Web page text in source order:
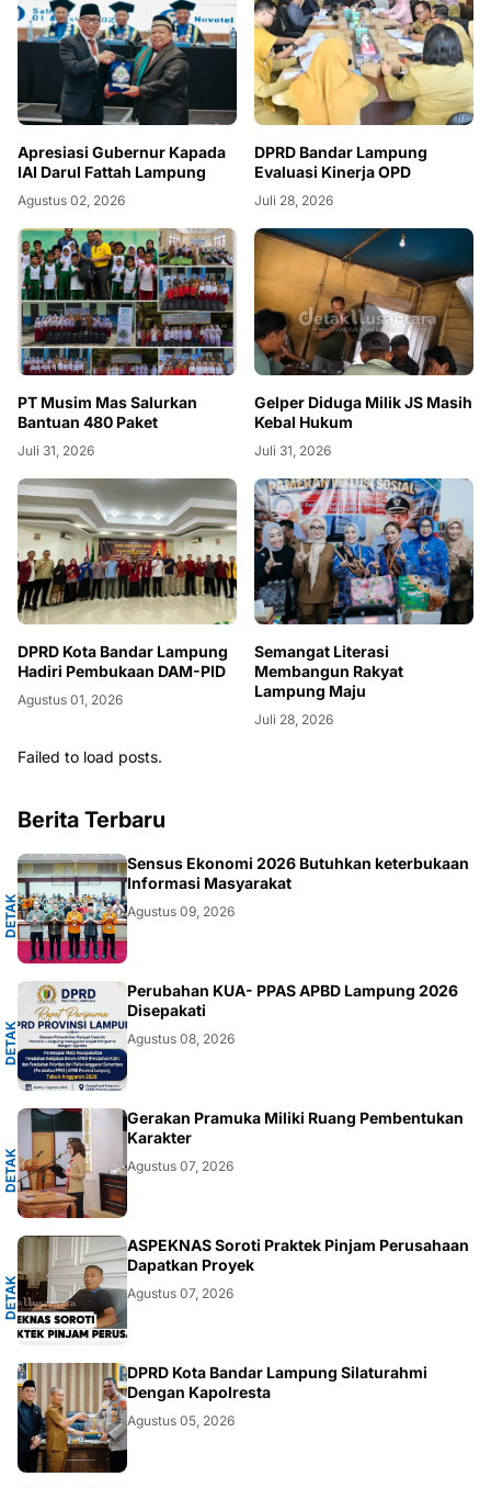
Apresiasi Gubernur Kapada
IAI Darul Fattah Lampung
Agustus 02, 2026
DPRD Bandar Lampung
Evaluasi Kinerja OPD
Juli 28, 2026
PT Musim Mas Salurkan
Bantuan 480 Paket
Juli 31, 2026
Gelper Diduga Milik JS Masih
Kebal Hukum
Juli 31, 2026
DPRD Kota Bandar Lampung
Hadiri Pembukaan DAM-PID
Agustus 01, 2026
Semangat Literasi
Membangun Rakyat
Lampung Maju
Juli 28, 2026
Failed to load posts.
Berita Terbaru
D
E
T
A
K
N
U
S
A
N
T
A
RA
Sensus Ekonomi 2026 Butuhkan keterbukaan
Informasi Masyarakat
Agustus 09, 2026
D
E
T
A
K
N
U
S
A
N
T
A
RA
Perubahan KUA- PPAS APBD Lampung 2026
Disepakati
Agustus 08, 2026
D
E
T
A
K
N
U
S
A
N
T
A
RA
Gerakan Pramuka Miliki Ruang Pembentukan
Karakter
Agustus 07, 2026
D
E
T
A
K
N
U
S
A
N
T
A
RA
ASPEKNAS Soroti Praktek Pinjam Perusahaan
Dapatkan Proyek
Agustus 07, 2026
DAERAH
DPRD Kota Bandar Lampung Silaturahmi
Dengan Kapolresta
Agustus 05, 2026